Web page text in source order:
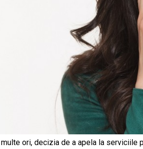
ori, decizia de a apela la